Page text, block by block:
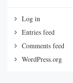
Log in
Entries feed
Comments feed
WordPress.org